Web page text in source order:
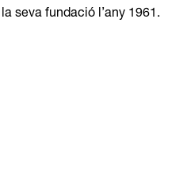
seva fundació l’any 1961.